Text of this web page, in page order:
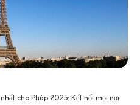
cho Pháp 2025: Kết nối mọi nơi